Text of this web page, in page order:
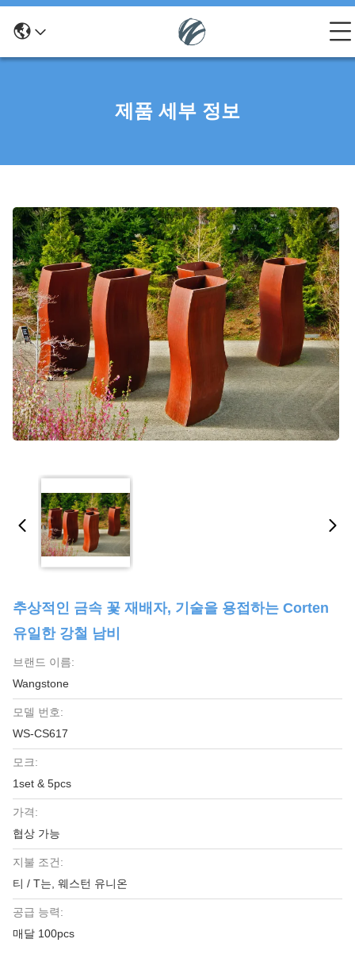
제품 세부 정보
추상적인 금속 꽃 재배자, 기술을 용접하는 Corten
유일한 강철 남비
브랜드 이름:
Wangstone
모델 번호:
WS-CS617
모크:
1set & 5pcs
가격:
협상 가능
지불 조건:
티 / T는, 웨스턴 유니온
공급 능력:
매달 100pcs